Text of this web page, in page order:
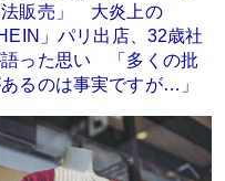
法販売」 大炎上の
」パリ出店、32歳社
った思い 「多くの批
るのは事実ですが…」